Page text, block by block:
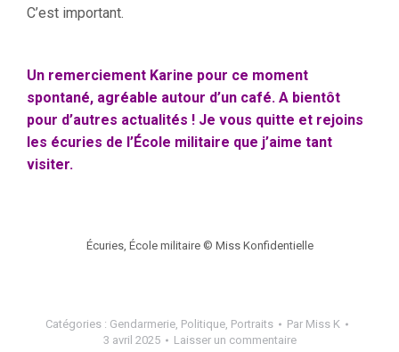
C’est important.
Un remerciement Karine pour ce moment
spontané, agréable autour d’un café. A bientôt
pour d’autres actualités ! Je vous quitte et rejoins
les écuries de l’École militaire que j’aime tant
visiter.
Écuries, École militaire © Miss Konfidentielle
Catégories : Gendarmerie, Politique, Portraits Par Miss K
3 avril 2025
Laisser un commentaire